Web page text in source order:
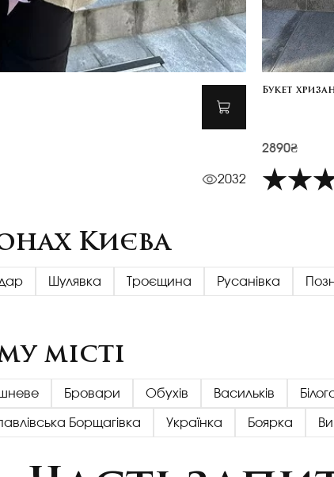
2032
Букет
2890₴
Києва
Шулявка Троєщина Русанівка
місті
Бровари Обухів Васильків
Борщагівка Українка Боярка